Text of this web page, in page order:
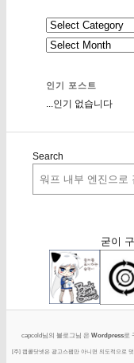
인기 포스트
...인기 없습니다
Search
굳이
capcold님의 블로그님 은 Wordpress로
[주] 캡콜닷넷은 광고스팸만 아니면 의도적으로